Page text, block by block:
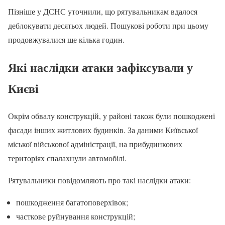
Пізніше у ДСНС уточнили, що рятувальникам вдалося
деблокувати десятьох людей. Пошукові роботи при цьому
продовжувалися ще кілька годин.
Які наслідки атаки зафіксували у
Києві
Окрім обвалу конструкцій, у районі також були пошкоджені
фасади інших житлових будинків. За даними Київської
міської військової адміністрації, на прибудинкових
територіях спалахнули автомобілі.
Рятувальники повідомляють про такі наслідки атаки:
пошкодження багатоповерхівок;
часткове руйнування конструкцій;